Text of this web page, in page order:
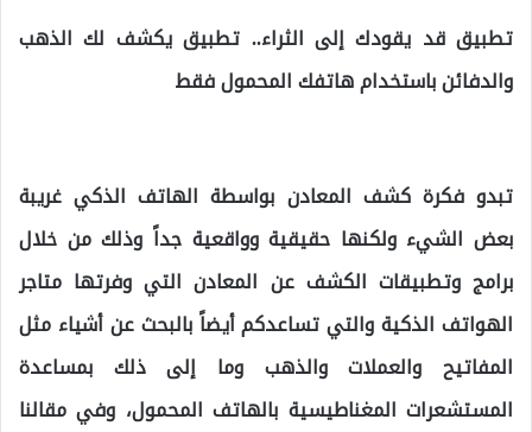
تطبيق قد يقودك إلى الثراء.. تطبيق يكشف لك الذهب
والدفائن باستخدام هاتفك المحمول فقط
تبدو فكرة كشف المعادن بواسطة الهاتف الذكي غريبة
بعض الشيء ولكنها حقيقية وواقعية جداً وذلك من خلال
برامج وتطبيقات الكشف عن المعادن التي وفرتها متاجر
الهواتف الذكية والتي تساعدكم أيضاً بالبحث عن أشياء مثل
المفاتيح والعملات والذهب وما إلى ذلك بمساعدة
المستشعرات المغناطيسية بالهاتف المحمول، وفي مقالنا